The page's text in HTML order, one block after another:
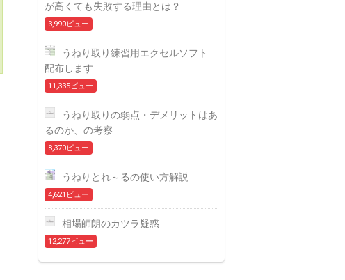
が高くても失敗する理由とは？
3,990ビュー
うねり取り練習用エクセルソフト
配布します
11,335ビュー
うねり取りの弱点・デメリットはあ
るのか、の考察
8,370ビュー
うねりとれ～るの使い方解説
4,621ビュー
相場師朗のカツラ疑惑
12,277ビュー